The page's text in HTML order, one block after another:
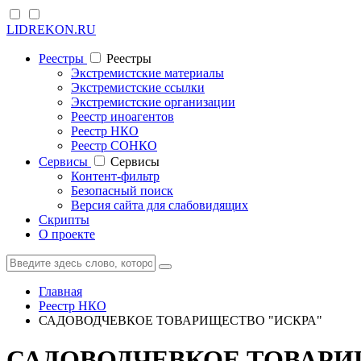
LIDREKON.RU
Реестры
Реестры
Экстремистские материалы
Экстремистские ссылки
Экстремистские организации
Реестр иноагентов
Реестр НКО
Реестр СОНКО
Cервисы
Cервисы
Контент-фильтр
Безопасный поиск
Версия сайта для слабовидящих
Скрипты
О проекте
Главная
Реестр НКО
САДОВОДЧЕВКОЕ ТОВАРИЩЕСТВО "ИСКРА"